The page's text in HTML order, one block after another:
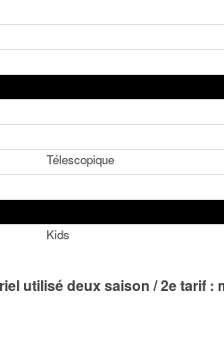
Télescopique
Kids
utilisé deux saison / 2e tarif